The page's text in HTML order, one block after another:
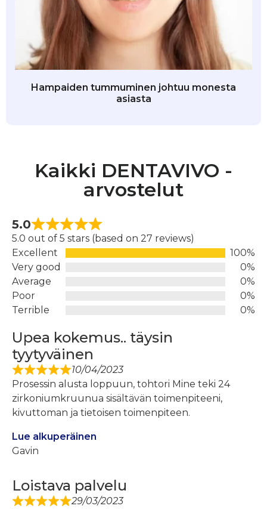
Hampaiden tummuminen johtuu monesta
asiasta
Kaikki DENTAVIVO -
arvostelut
5.0
5.0 out of 5 stars (based on 27 reviews)
Excellent
100%
Very good
0%
Average
0%
Poor
0%
Terrible
0%
Upea kokemus.. täysin
tyytyväinen
10/04/2023
Prosessin alusta loppuun, tohtori Mine teki 24
zirkoniumkruunua sisältävän toimenpiteeni,
kivuttoman ja tietoisen toimenpiteen.
Lue alkuperäinen
Gavin
Loistava palvelu
29/03/2023